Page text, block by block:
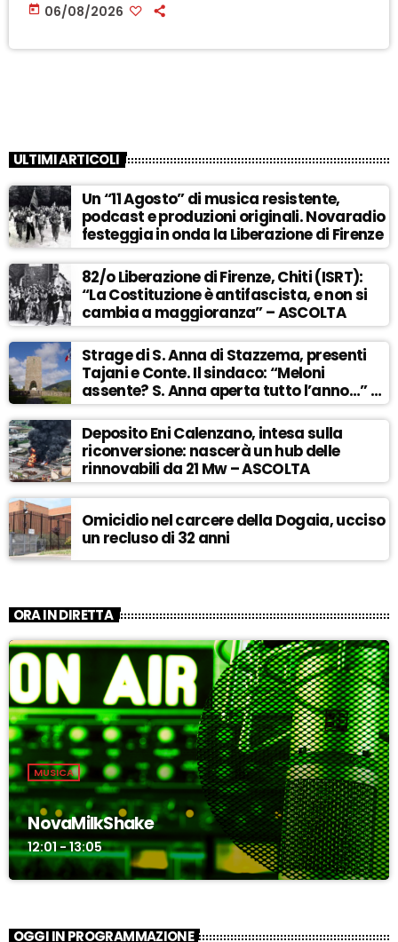
today 06/08/2026
ULTIMI ARTICOLI
Un “11 Agosto” di musica resistente,
podcast e produzioni originali. Novaradio
festeggia in onda la Liberazione di Firenze
82/o Liberazione di Firenze, Chiti (ISRT):
“La Costituzione è antifascista, e non si
cambia a maggioranza” – ASCOLTA
Strage di S. Anna di Stazzema, presenti
Tajani e Conte. Il sindaco: “Meloni
assente? S. Anna aperta tutto l’anno…” –
ASCOLTA
Deposito Eni Calenzano, intesa sulla
riconversione: nascerà un hub delle
rinnovabili da 21 Mw – ASCOLTA
Omicidio nel carcere della Dogaia, ucciso
un recluso di 32 anni
ORA IN DIRETTA
MUSICA
NovaMilkShake
12:01 - 13:05
OGGI IN PROGRAMMAZIONE